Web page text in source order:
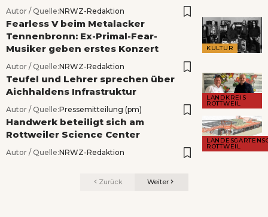
Autor / Quelle:NRWZ-Redaktion
KULTUR
Fearless V beim Metalacker
Tennenbronn: Ex-Primal-Fear-
Musiker geben erstes Konzert
Autor / Quelle:NRWZ-Redaktion
LANDKREIS
ROTTWEIL
Teufel und Lehrer sprechen über
Aichhaldens Infrastruktur
Autor / Quelle:Pressemitteilung (pm)
ROTTWEIL
Handwerk beteiligt sich am
Rottweiler Science Center
Autor / Quelle:NRWZ-Redaktion
Zurück Weiter